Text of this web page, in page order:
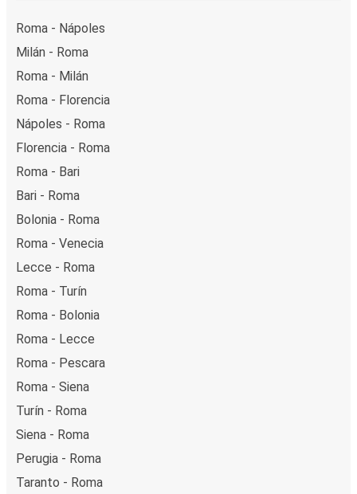
Roma - Nápoles
Milán - Roma
Roma - Milán
Roma - Florencia
Nápoles - Roma
Florencia - Roma
Roma - Bari
Bari - Roma
Bolonia - Roma
Roma - Venecia
Lecce - Roma
Roma - Turín
Roma - Bolonia
Roma - Lecce
Roma - Pescara
Roma - Siena
Turín - Roma
Siena - Roma
Perugia - Roma
Taranto - Roma